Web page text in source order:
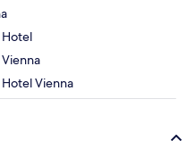
Hotel
Vienna